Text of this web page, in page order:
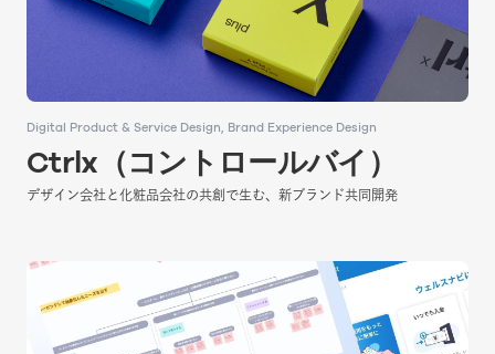
Digital Product & Service Design Brand Experience Design
​​Ctrlx（コントロールバイ）
デザイン会社と化粧品会社の共創で生む、新ブランド共同開発
Digital Product & Service Design Brand Experience Design
​​Ctrlx（コントロールバイ）
デザイン会社と化粧品会社の共創で生む、新ブランド共同開発